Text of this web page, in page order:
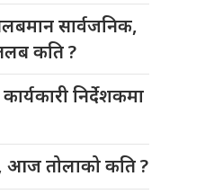
सार्वजनिक,
कति ?
निर्देशकमा
आज तोलाको कति ?